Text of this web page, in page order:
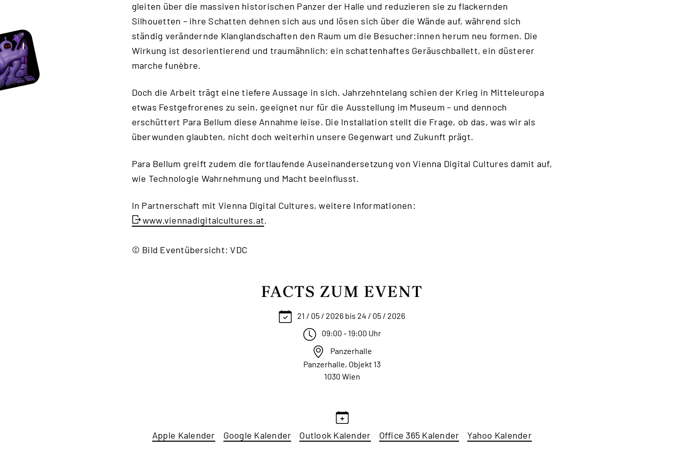
gleiten über die massiven historischen Panzer der Halle und reduzieren sie zu flackernden
Silhouetten – ihre Schatten dehnen sich aus und lösen sich über die Wände auf, während sich
ständig verändernde Klanglandschaften den Raum um die Besucher:innen herum neu formen. Die
Wirkung ist desorientierend und traumähnlich: ein schattenhaftes Geräuschballett, ein düsterer
marche funèbre.
Doch die Arbeit trägt eine tiefere Aussage in sich. Jahrzehntelang schien der Krieg in Mitteleuropa
etwas Festgefrorenes zu sein, geeignet nur für die Ausstellung im Museum – und dennoch
erschüttert Para Bellum diese Annahme leise. Die Installation stellt die Frage, ob das, was wir als
überwunden glaubten, nicht doch weiterhin unsere Gegenwart und Zukunft prägt.
Para Bellum greift zudem die fortlaufende Auseinandersetzung von Vienna Digital Cultures damit auf,
wie Technologie Wahrnehmung und Macht beeinflusst.
In Partnerschaft mit Vienna Digital Cultures, weitere Informationen:
www.viennadigitalcultures.at.
© Bild Eventübersicht: VDC
FACTS ZUM EVENT
21 / 05 / 2026 bis 24 / 05 / 2026
09:00 - 19:00 Uhr
Panzerhalle
Panzerhalle, Objekt 13
1030 Wien
Apple Kalender Google Kalender Outlook Kalender Office 365 Kalender Yahoo Kalender